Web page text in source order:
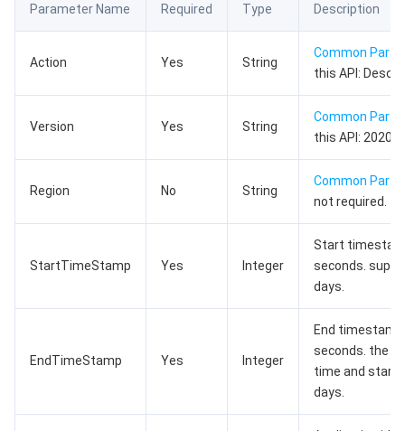
时序数据库 CTSDB
数据库管理中心
网关负载均衡
云联网
弹性网卡
对等连接
密钥管理系统
堡垒机
数据安全审计
验证码
图片内容安全
音频内容安全
账号风控平台
安全服务
安全服务平台
云防火墙
Web 应用防火墙
容器安全服务
应用安全
移动应用安全
域名与网站
SSL 证书
腾讯微卡
办公协同
Parameter Name Required Type Description
Action Yes String
Common
this API:
Version Yes String
Common
this API: 2020-
Region No String
Common
not required.
StartTimeStamp Yes Integer
Start
seconds.
days.
EndTimeStamp Yes Integer
End
seconds. the
time and start
days.